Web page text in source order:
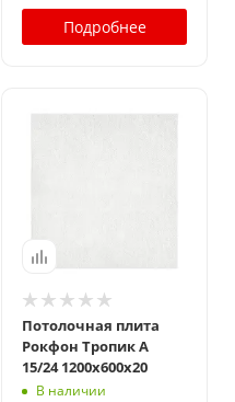
Подробнее
Потолочная плита
Рокфон Тропик A
15/24 1200x600x20
В наличии